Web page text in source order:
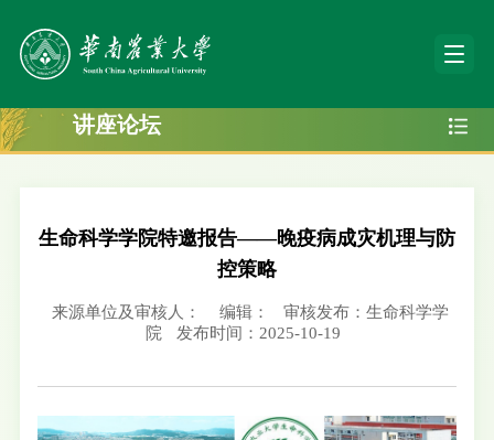
讲座论坛
生命科学学院特邀报告——晚疫病成灾机理与防
控策略
来源单位及审核人： 编辑：
审核发布：生命科学学
院
发布时间：2025-10-19